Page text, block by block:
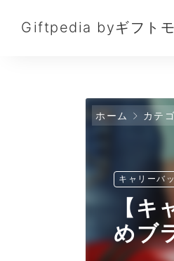
Giftpedia byギフト
ホーム カテ
キャリーバ
【キ
めブ